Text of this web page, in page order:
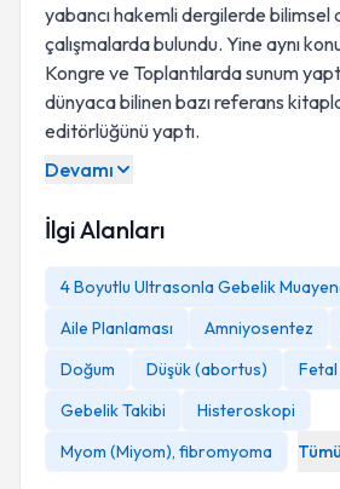
yabancı hakemli dergilerde bilimsel
çalışmalarda bulundu. Yine aynı
Kongre ve Toplantılarda sunum
dünyaca bilinen bazı referans
editörlüğünü yaptı.
Devamı
İlgi Alanları
4 Boyutlu Ultrasonla Gebelik
Aile Planlaması
Amniyosentez
Doğum
Düşük (abortus)
Gebelik Takibi
Histeroskopi
Myom (Miyom), fibromyoma
Tümü